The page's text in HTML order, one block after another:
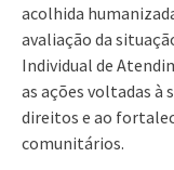
acolhida
avaliação da
Individual de
as ações voltadas à
direitos e ao
comunitários.